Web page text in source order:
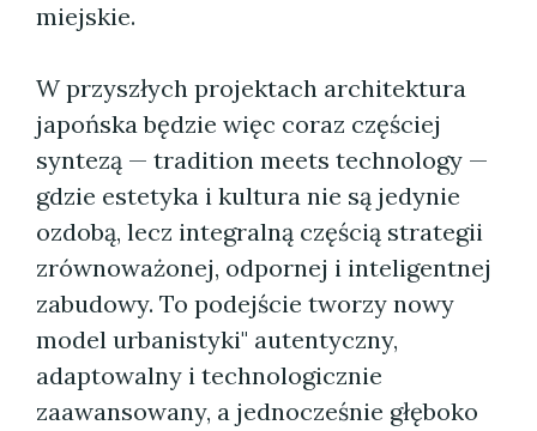
miejskie.
W przyszłych projektach architektura
japońska będzie więc coraz częściej
syntezą — tradition meets technology —
gdzie estetyka i kultura nie są jedynie
ozdobą, lecz integralną częścią strategii
zrównoważonej, odpornej i inteligentnej
zabudowy. To podejście tworzy nowy
model urbanistyki" autentyczny,
adaptowalny i technologicznie
zaawansowany, a jednocześnie głęboko